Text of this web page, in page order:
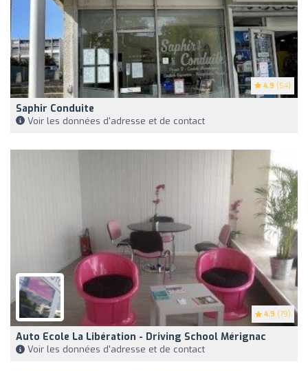
4.9 (54)
Saphir Conduite
Voir les données d'adresse et de contact
4.9 (79)
Auto Ecole La Libération - Driving School Mérignac
Voir les données d'adresse et de contact